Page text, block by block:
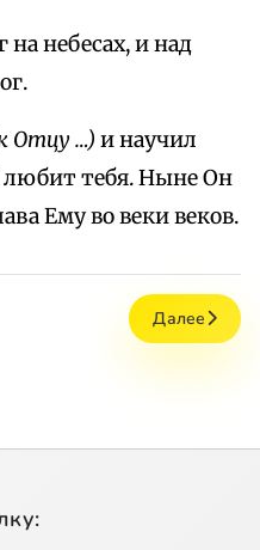
на небесах, и над
Отцу …) и научил
любит тебя. Ныне Он
Ему во веки веков.
Далее